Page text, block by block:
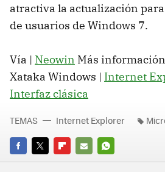
atractiva la actualización
de usuarios de Windows 7.
Vía | Neowin Más
Xataka Windows | Internet
Interfaz clásica
FACEBOOK
TWITTERFLIPBOARD
E-
WHATSAPP
TEMAS Internet Explorer